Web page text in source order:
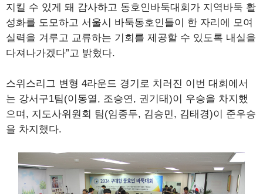
지킬 수 있게 돼 감사하고 동호인바둑대회가 지역바둑 활
성화를 도모하고 서울시 바둑동호인들이 한 자리에 모여
실력을 겨루고 교류하는 기회를 제공할 수 있도록 내실을
다져나가겠다”고 밝혔다.
스위스리그 변형 4라운드 경기로 치러진 이번 대회에서
는 강서구1팀(이동열, 조승연, 권기태)이 우승을 차지했
으며, 지도사위원회 팀(임종두, 김승민, 김태경)이 준우승
을 차지했다.